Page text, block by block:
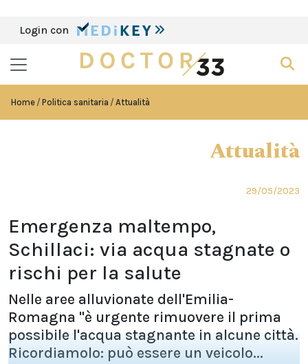
Login con
Home Politica sanitaria Attualità
Attualità
29/05/2023
Emergenza maltempo,
Schillaci: via acqua stagnate o
rischi per la salute
Nelle aree alluvionate dell'Emilia-
Romagna "è urgente rimuovere il prima
possibile l'acqua stagnante in alcune città.
Ricordiamolo: può essere un veicolo...